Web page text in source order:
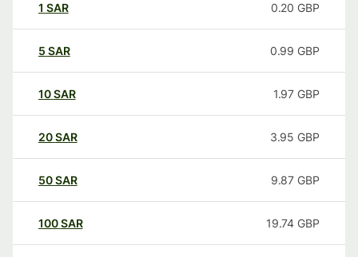
1 SAR 0.20 GBP
5 SAR 0.99 GBP
10SAR 1.97 GBP
20SAR 3.95 GBP
50SAR 9.87 GBP
100SAR 19.74 GBP